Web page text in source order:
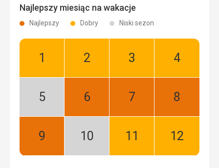
Najlepszy miesiąc na wakacje
Najlepszy Dobry Niski sezon
Styczeń:
Luty:
Marzec:
Kwiecień:
Maj:
Czerwiec:
Lipiec:
Sierpień:
Wrzesień:
Październik:
Listopad:
Grudzień: